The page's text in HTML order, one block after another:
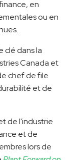
en
ou en
clé dans la
Canada et
chef de file
et de
de l'industrie
et de
lors de